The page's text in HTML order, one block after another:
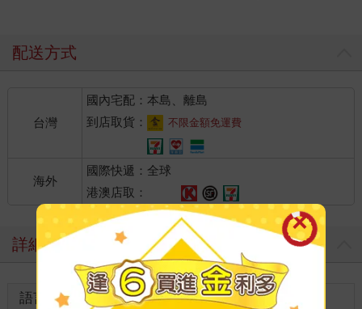
配送方式
台灣
國內宅配：本島、離島
到店取貨：
不限金額免運費
海外
國際快遞：全球
港澳店取：
詳細資料
語言 英文 裝訂
紙本平裝